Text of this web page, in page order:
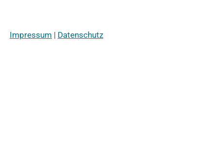
Impressum | Datenschutz